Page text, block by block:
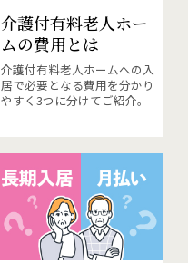
介護付有料老人ホー
ムの費用とは
介護付有料老人ホームへの入
居で必要となる費用を分かり
やすく3つに分けてご紹介。